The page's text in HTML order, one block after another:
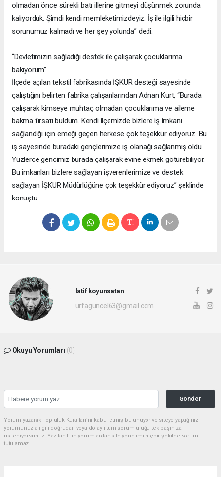
olmadan önce sürekli batı illerine gitmeyi düşünmek zorunda
kalıyorduk. Şimdi kendi memleketimizdeyiz. İş ile ilgili hiçbir
sorunumuz kalmadı ve her şey yolunda” dedi.
“Devletimizin sağladığı destek ile çalışarak çocuklarıma
bakıyorum”
İlçede açılan tekstil fabrikasında İŞKUR desteği sayesinde
çalıştığını belirten fabrika çalışanlarından Adnan Kurt, “Burada
çalışarak kimseye muhtaç olmadan çocuklarıma ve aileme
bakma fırsatı buldum. Kendi ilçemizde bizlere iş imkanı
sağlandığı için emeği geçen herkese çok teşekkür ediyoruz. Bu
iş sayesinde buradaki gençlerimize iş olanağı sağlanmış oldu.
Yüzlerce gencimiz burada çalışarak evine ekmek götürebiliyor.
Bu imkanları bizlere sağlayan işverenlerimize ve destek
sağlayan İŞKUR Müdürlüğüne çok teşekkür ediyoruz” şeklinde
konuştu.
latif koyunsatan
urfaguncel63@gmail.com
Okuyu Yorumları (0)
Gonder
Yorum yazarak Topluluk Kuralları’nı kabul etmiş bulunuyor ve siteye yaptığınız
yorumunuzla ilgili doğrudan veya dolaylı tüm sorumluluğu tek başınıza
üstleniyorsunuz. Yazılan tüm yorumlardan site yönetimi hiçbir şekilde sorumlu
tutulamaz.